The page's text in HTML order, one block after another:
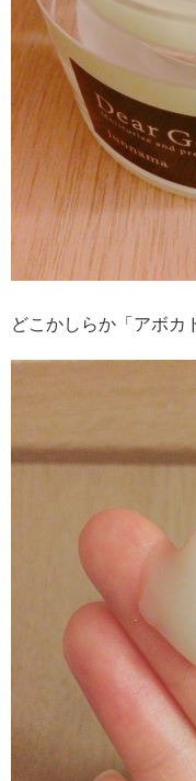
どこかしらか「アボカ